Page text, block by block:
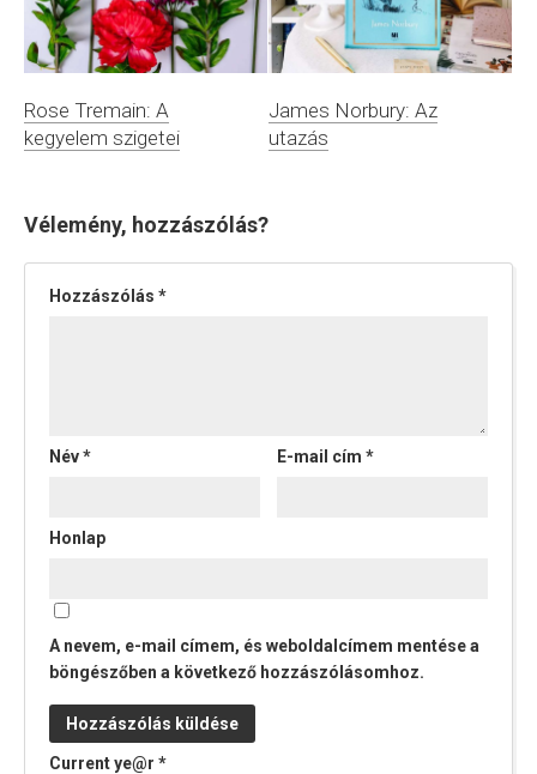
Rose Tremain: A
kegyelem szigetei
James Norbury: Az
utazás
Vélemény, hozzászólás?
Hozzászólás *
Név* E-mail cím*
Honlap
A nevem, e-mail címem, és weboldalcímem mentése a
böngészőben a következő hozzászólásomhoz.
Current ye@r *